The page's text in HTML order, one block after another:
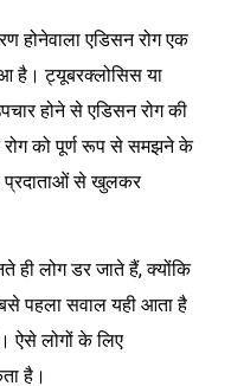
होनेवाला एडिसन रोग एक
है। ट्यूबरक्लोसिस या
होने से एडिसन रोग की
को पूर्ण रूप से समझने के
प्रदाताओं से खुलकर
ही लोग डर जाते हैं, क्योंकि
पहला सवाल यही आता है
ऐसे लोगों के लिए
है।